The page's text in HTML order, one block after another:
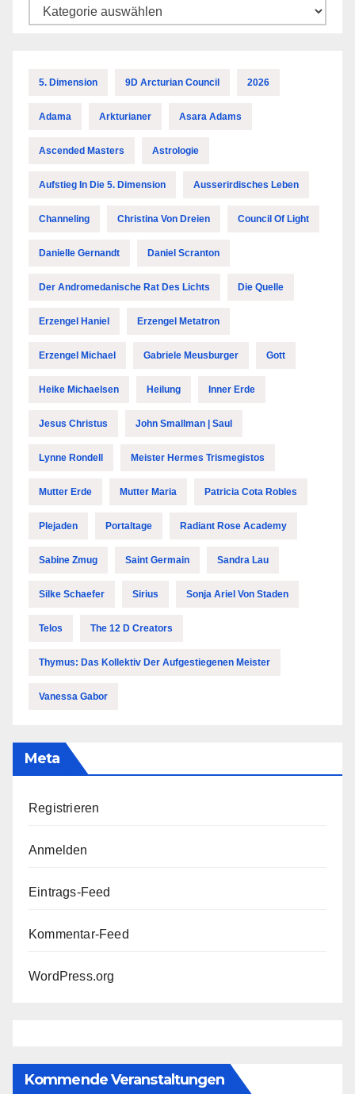
Kategorien
5. Dimension 9D Arcturian Council 2026
Adama Arkturianer Asara Adams
Ascended Masters Astrologie
Aufstieg In Die 5. Dimension Ausserirdisches Leben
Channeling Christina Von Dreien Council Of Light
Danielle Gernandt Daniel Scranton
Der Andromedanische Rat Des Lichts Die Quelle
Erzengel Haniel Erzengel Metatron
Erzengel Michael Gabriele Meusburger Gott
Heike Michaelsen Heilung Inner Erde
Jesus Christus John Smallman | Saul
Lynne Rondell Meister Hermes Trismegistos
Mutter Erde Mutter Maria Patricia Cota Robles
Plejaden Portaltage Radiant Rose Academy
Sabine Zmug Saint Germain Sandra Lau
Silke Schaefer Sirius Sonja Ariel Von Staden
Telos The 12 D Creators
Thymus: Das Kollektiv Der Aufgestiegenen Meister
Vanessa Gabor
Meta
Registrieren
Anmelden
Eintrags-Feed
Kommentar-Feed
WordPress.org
Kommende Veranstaltungen